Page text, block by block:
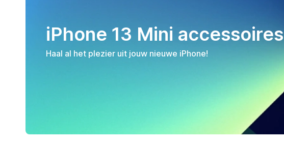
iPhone 13 Mini accessoires
Haal al het plezier uit jouw nieuwe iPhone!